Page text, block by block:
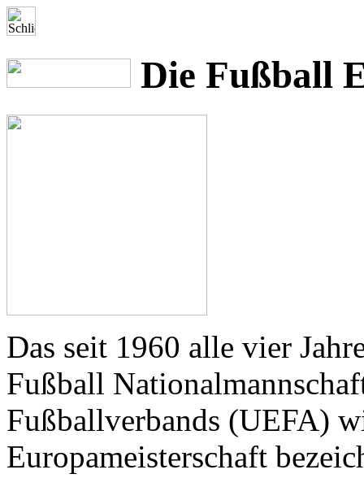
Die Fußball
Das seit 1960 alle vier
Fußball
Fußballverbands (UEFA)
Europameisterschaft